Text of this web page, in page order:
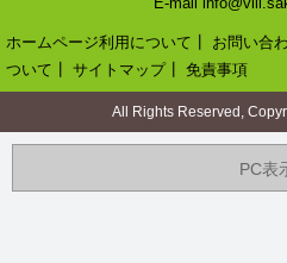
ホームページ利用について お問い合
ついて
サイトマップ┃ 免責事項
All Rights Reserved,
PC表